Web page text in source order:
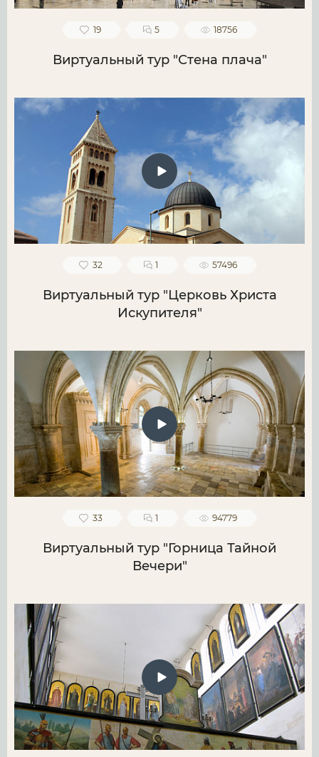
19 5 18756
Виртуальный тур "Стена плача"
32 1 57496
Виртуальный тур "Церковь Христа
Искупителя"
33 1 94779
Виртуальный тур "Горница Тайной
Вечери"